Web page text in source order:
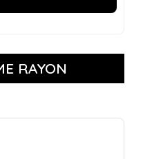
RAYON